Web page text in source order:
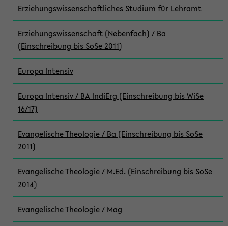
Erziehungswissenschaftliches Studium für Lehramt
Erziehungswissenschaft (Nebenfach) / Ba
(Einschreibung bis SoSe 2011)
Europa Intensiv
Europa Intensiv / BA IndiErg (Einschreibung bis WiSe
16/17)
Evangelische Theologie / Ba (Einschreibung bis SoSe
2011)
Evangelische Theologie / M.Ed. (Einschreibung bis SoSe
2014)
Evangelische Theologie / Mag